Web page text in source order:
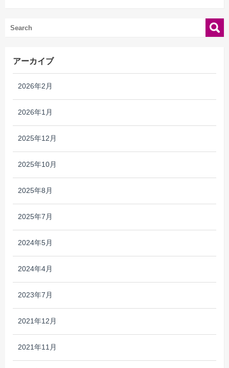
アーカイブ
2026年2月
2026年1月
2025年12月
2025年10月
2025年8月
2025年7月
2024年5月
2024年4月
2023年7月
2021年12月
2021年11月